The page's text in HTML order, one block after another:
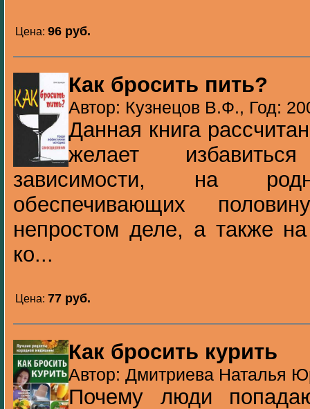
Цена: 96 pуб.
Как бросить пить?
Автор: Кузнецов В.Ф., Год:
Данная книга
желает
зависимости, на
обеспечивающих
непростом деле, а также
ко...
Цена: 77 pуб.
Как бросить курить
Автор: Дмитриева Наталья
Почему люди